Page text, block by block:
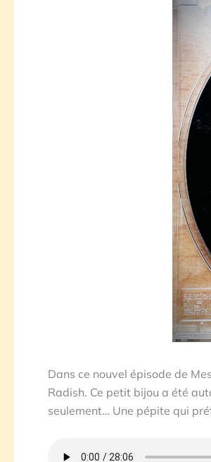
Dans ce nouvel épisode de
Radish. Ce petit bijou a été
seulement… Une pépite qui